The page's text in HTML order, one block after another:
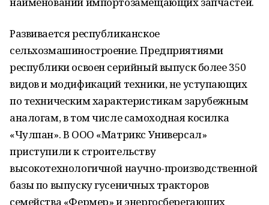
Развивается республиканское
сельхозмашиностроение. Предприятиями
республики освоен серийный выпуск более 350
видов и модификаций техники, не уступающих
по техническим характеристикам зарубежным
аналогам, в том числе самоходная косилка
«Чулпан». В ООО «Матрикс Универсал»
приступили к строительству
высокотехнологичной научно-производственной
базы по выпуску гусеничных тракторов
семейства «Фермер» и энергосберегающих